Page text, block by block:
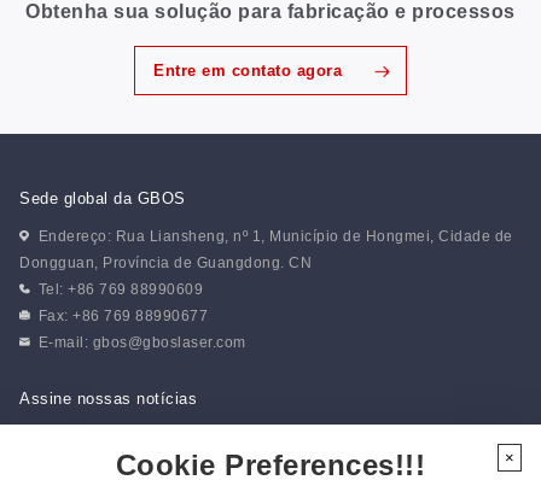
Obtenha sua solução para fabricação e processos
Entre em contato agora
Sede global da GBOS
Endereço: Rua Liansheng, nº 1, Município de Hongmei, Cidade de
Dongguan, Província de Guangdong. CN
Tel: +86 769 88990609
Fax: +86 769 88990677
E-mail: gbos@gboslaser.com
Assine nossas notícias
Cookie Preferences!!! ×